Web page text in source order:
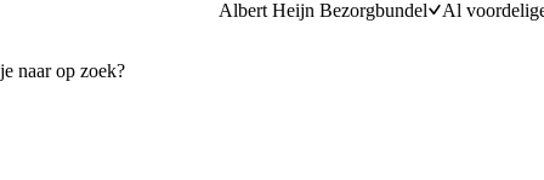
Albert Heijn Bezorgbundel Al